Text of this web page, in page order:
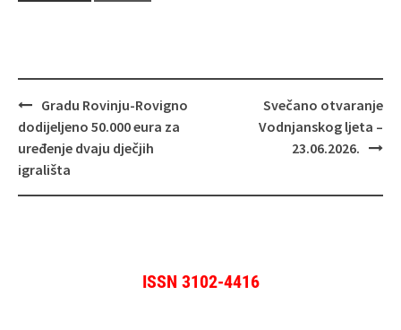
Navigacija
objava
Gradu Rovinju-Rovigno
dodijeljeno 50.000 eura za
uređenje dvaju dječjih
igrališta
Svečano otvaranje
Vodnjanskog ljeta –
23.06.2026.
ISSN 3102-4416